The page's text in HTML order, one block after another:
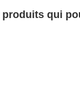
produits qui